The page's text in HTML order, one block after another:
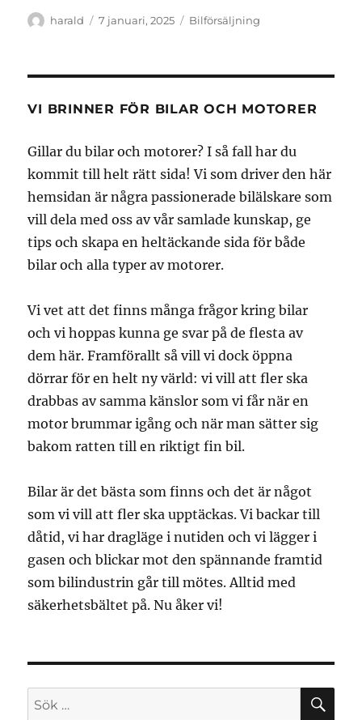
Författare
harald
Publicerat
7 januari, 2025 Kategorier
Bilförsäljning
VI BRINNER FÖR BILAR OCH MOTORER
Gillar du bilar och motorer? I så fall har du
kommit till helt rätt sida! Vi som driver den här
hemsidan är några passionerade bilälskare som
vill dela med oss av vår samlade kunskap, ge
tips och skapa en heltäckande sida för både
bilar och alla typer av motorer.
Vi vet att det finns många frågor kring bilar
och vi hoppas kunna ge svar på de flesta av
dem här. Framförallt så vill vi dock öppna
dörrar för en helt ny värld: vi vill att fler ska
drabbas av samma känslor som vi får när en
motor brummar igång och när man sätter sig
bakom ratten till en riktigt fin bil.
Bilar är det bästa som finns och det är något
som vi vill att fler ska upptäckas. Vi backar till
dåtid, vi har dragläge i nutiden och vi lägger i
gasen och blickar mot den spännande framtid
som bilindustrin går till mötes. Alltid med
säkerhetsbältet på. Nu åker vi!
Sök